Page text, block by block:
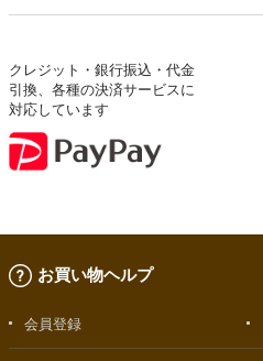
クレジット・銀行振込・代金
引換、各種の決済サービスに
対応しています
お買い物ヘルプ
会員登録